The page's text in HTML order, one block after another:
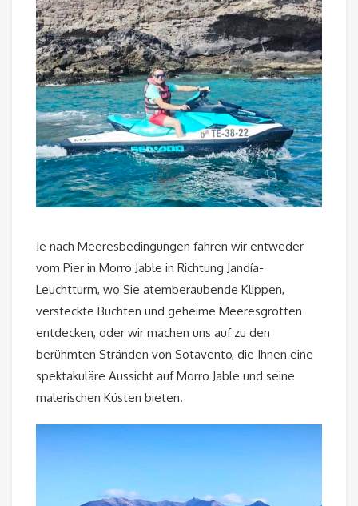
Je nach Meeresbedingungen fahren wir entweder
vom Pier in Morro Jable in Richtung Jandía-
Leuchtturm, wo Sie atemberaubende Klippen,
versteckte Buchten und geheime Meeresgrotten
entdecken, oder wir machen uns auf zu den
berühmten Stränden von Sotavento, die Ihnen eine
spektakuläre Aussicht auf Morro Jable und seine
malerischen Küsten bieten.